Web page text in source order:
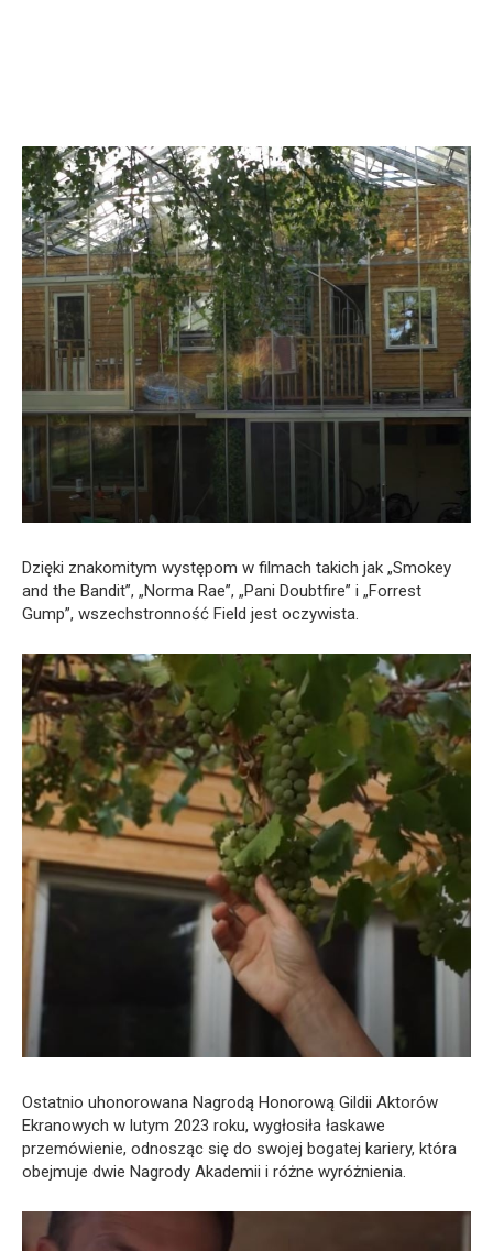
Dzięki znakomitym występom w filmach takich jak „Smokey
and the Bandit”, „Norma Rae”, „Pani Doubtfire” i „Forrest
Gump”, wszechstronność Field jest oczywista.
Ostatnio uhonorowana Nagrodą Honorową Gildii Aktorów
Ekranowych w lutym 2023 roku, wygłosiła łaskawe
przemówienie, odnosząc się do swojej bogatej kariery, która
obejmuje dwie Nagrody Akademii i różne wyróżnienia.